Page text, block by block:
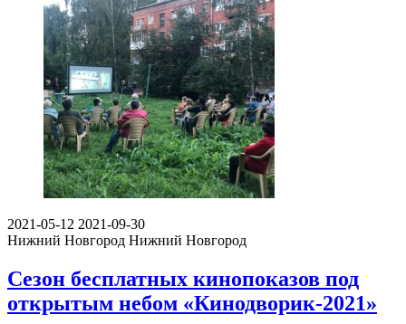
2021-05-12 2021-09-30
Нижний Новгород Нижний Новгород
Сезон бесплатных кинопоказов под
открытым небом «Кинодворик-2021»